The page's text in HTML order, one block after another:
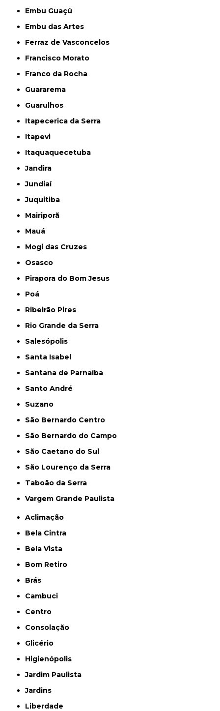
Embu Guaçú
Embu das Artes
Ferraz de Vasconcelos
Francisco Morato
Franco da Rocha
Guararema
Guarulhos
Itapecerica da Serra
Itapevi
Itaquaquecetuba
Jandira
Jundiaí
Juquitiba
Mairiporã
Mauá
Mogi das Cruzes
Osasco
Pirapora do Bom Jesus
Poá
Ribeirão Pires
Rio Grande da Serra
Salesópolis
Santa Isabel
Santana de Parnaíba
Santo André
Suzano
São Bernardo Centro
São Bernardo do Campo
São Caetano do Sul
São Lourenço da Serra
Taboão da Serra
Vargem Grande Paulista
Aclimação
Bela Cintra
Bela Vista
Bom Retiro
Brás
Cambuci
Centro
Consolação
Glicério
Higienópolis
Jardim Paulista
Jardins
Liberdade